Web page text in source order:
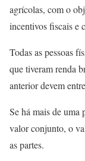
agrícolas, com o
incentivos fiscais e
Todas as pessoas
que tiveram renda
anterior devem
Se há mais de uma
valor conjunto, o
as partes.